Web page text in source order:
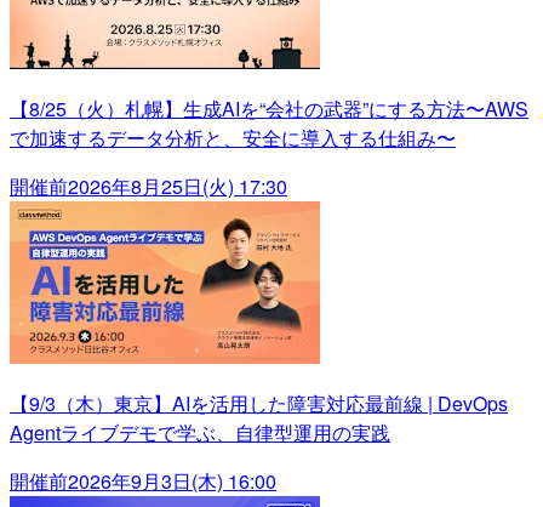
【8/25（火）札幌】生成AIを“会社の武器”にする方法〜AWS
で加速するデータ分析と、安全に導入する仕組み〜
開催前2026年8月25日(火) 17:30
【9/3（木）東京】AIを活用した障害対応最前線 | DevOps
Agentライブデモで学ぶ、自律型運用の実践
開催前2026年9月3日(木) 16:00